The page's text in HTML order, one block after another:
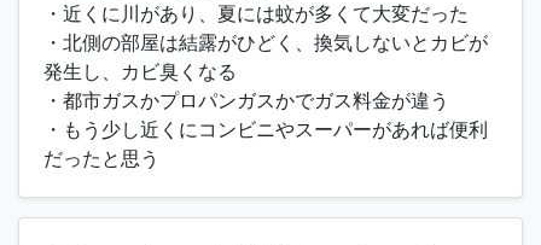
・近くに川があり、夏には蚊が多くて大変だった
・北側の部屋は結露がひどく、換気しないとカビが
発生し、カビ臭くなる
・都市ガスかプロパンガスかでガス料金が違う
・もう少し近くにコンビニやスーパーがあれば便利
だったと思う